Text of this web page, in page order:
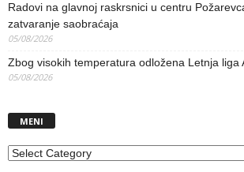
Radovi na glavnoj raskrsnici u centru
zatvaranje saobraćaja
05/08/2026
Zbog visokih temperatura odložena Letnja liga
05/08/2026
MENI
MENI